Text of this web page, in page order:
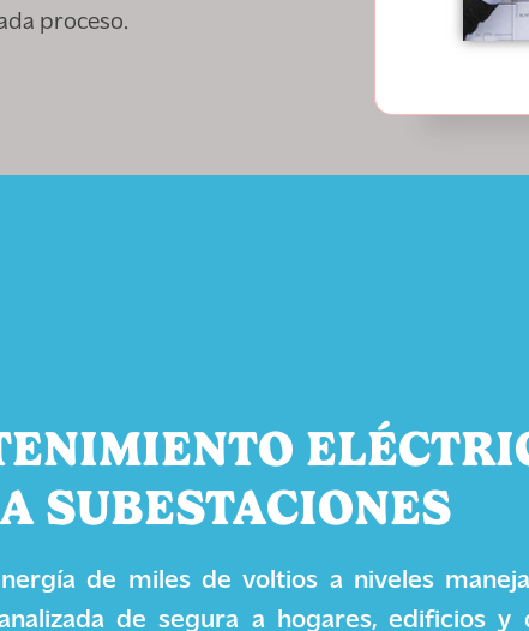
proceso.
A SUBESTACIONES
de miles de voltios a niveles
de segura a hogares, edificios y